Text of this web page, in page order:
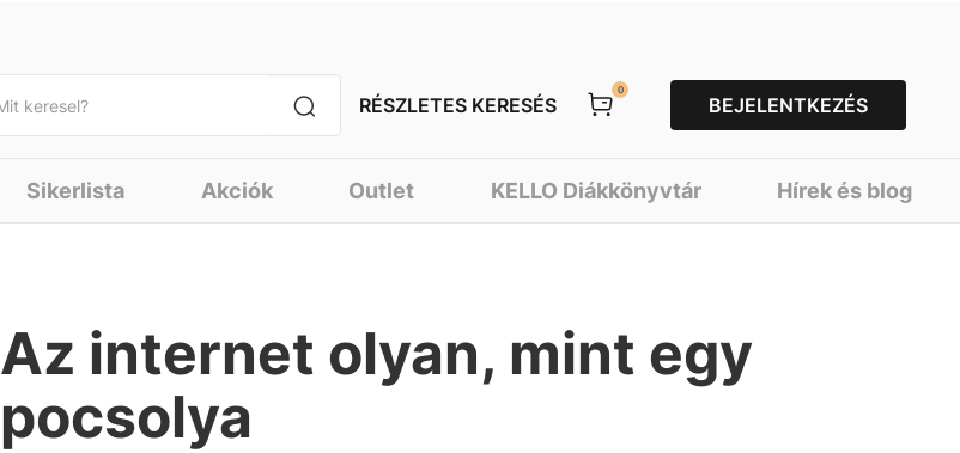
RÉSZLETES KERESÉS
0
BEJELENTKEZÉS
Sikerlista Akciók Outlet KELLO Diákkönyvtár Hírek és blog
Az internet olyan, mint egy
pocsolya